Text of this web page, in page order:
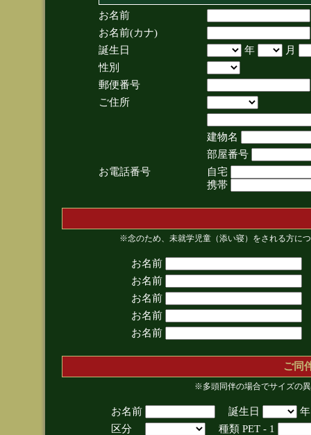
お名前
お名前(カナ)
誕生日
年
月
性別
郵便番号
ご住所
建物名
部屋番号
お電話番号
自宅
携帯
※念のため、未就学児童（添い寝）をされる方に
お名前
お名前
お名前
お名前
お名前
ご同
※多頭同伴の場合でサイズの
お名前 誕生日
区分
種類 PET - 1